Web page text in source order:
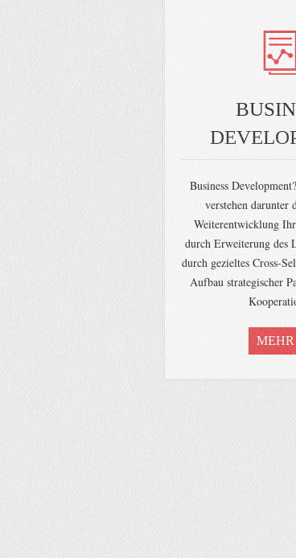
Business
verstehen darunter
Weiterentwicklung
durch Erweiterung des
durch gezieltes Cross-
Aufbau strategischer